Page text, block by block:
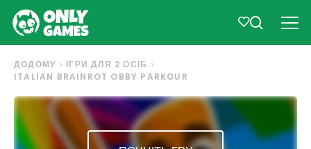
ДОДОМУ
ІГРИ ДЛЯ 2 ОСІБ
ITALIAN BRAINROT OBBY PARKOUR